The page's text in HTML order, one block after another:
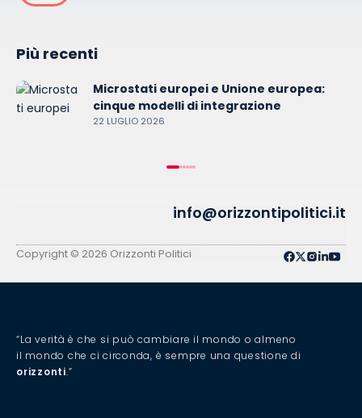
Più recenti
Microstati europei e Unione europea:
cinque modelli di integrazione
22 LUGLIO 2026
info@orizzontipolitici.it
Copyright © 2026 Orizzonti Politici
“La verità è che si può cambiare il mondo o almeno
il mondo che ci circonda, è sempre una questione di
orizzonti.”